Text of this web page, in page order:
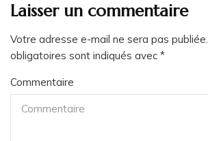
Laisser un commentaire
Votre adresse e-mail ne sera pas publiée.
obligatoires sont indiqués avec *
Commentaire